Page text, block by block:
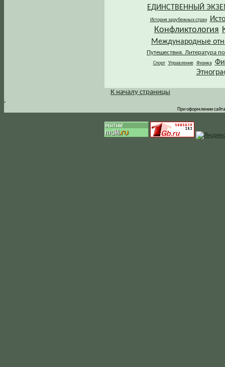
ЕДИНСТВЕННЫЙ
История зарубежных стран
Конфликтология
Международные
Путешествия. Литература
Спорт Управление Физика
.
К началу страницы
При оформлении